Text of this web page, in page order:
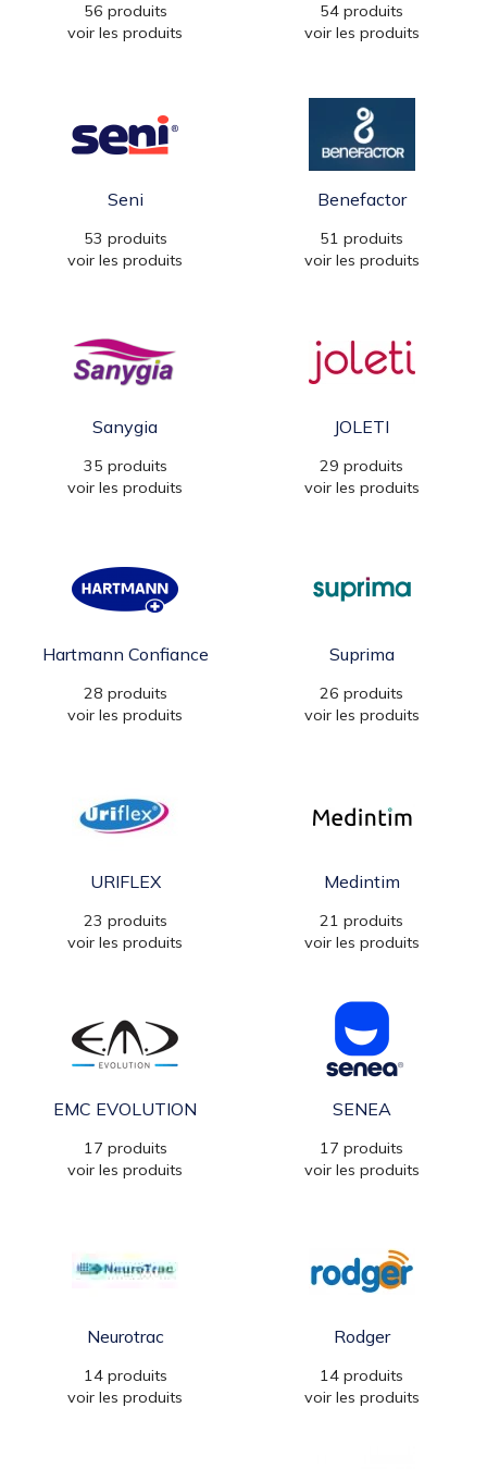
56 produits
voir les produits
54 produits
voir les produits
Seni
53 produits
voir les produits
Benefactor
51 produits
voir les produits
Sanygia
35 produits
voir les produits
JOLETI
29 produits
voir les produits
Hartmann Confiance
28 produits
voir les produits
Suprima
26 produits
voir les produits
URIFLEX
23 produits
voir les produits
Medintim
21 produits
voir les produits
EMC EVOLUTION
17 produits
voir les produits
SENEA
17 produits
voir les produits
Neurotrac
14 produits
voir les produits
Rodger
14 produits
voir les produits